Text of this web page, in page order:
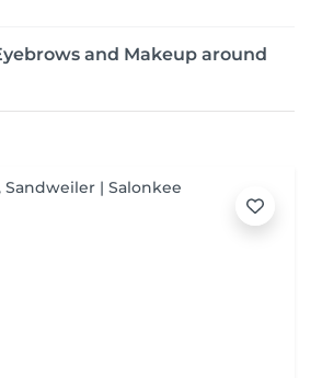
and Makeup around